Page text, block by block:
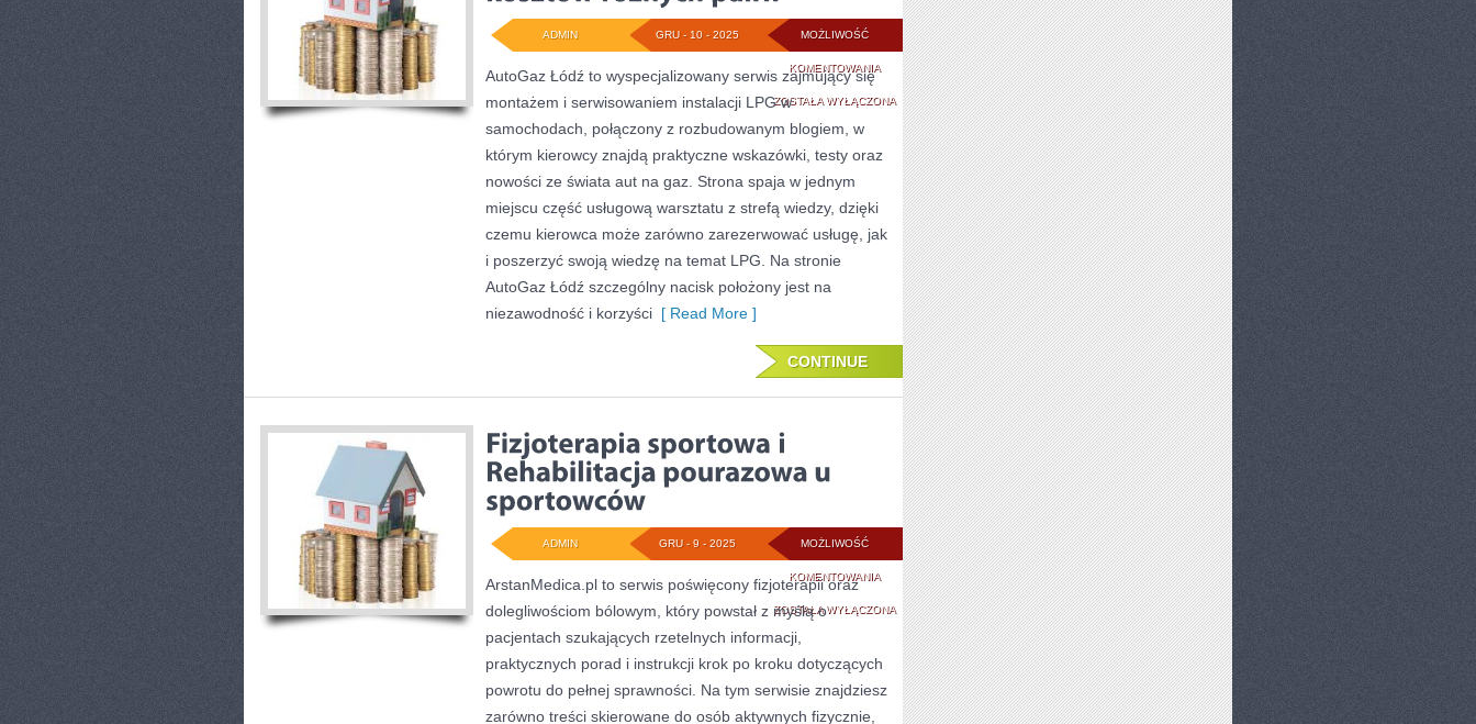
MOŻLIWOŚĆ
KOMENTOWANIAJAK
PRZYGOTOWAĆ
SAMOCHÓD
DŁUGIEJ
PODRÓŻY?
PORÓWNANIA
KOSZTÓW
RÓŻNYCH
PALIW
ZOSTAŁA WYŁĄCZONA
GRU - 10 - 2025
ADMIN
AutoGaz Łódź to wyspecjalizowany serwis zajmujący się
montażem i serwisowaniem instalacji LPG w
samochodach, połączony z rozbudowanym blogiem, w
którym kierowcy znajdą praktyczne wskazówki, testy oraz
nowości ze świata aut na gaz. Strona spaja w jednym
miejscu część usługową warsztatu z strefą wiedzy, dzięki
czemu kierowca może zarówno zarezerwować usługę, jak
i poszerzyć swoją wiedzę na temat LPG. Na stronie
AutoGaz Łódź szczególny nacisk położony jest na
niezawodność i korzyści [ Read More ]
CONTINUE
MOŻLIWOŚĆ
KOMENTOWANIAFIZJOTERAPIA
SPORTOWA
REHABILITACJA
POURAZOWA
ZOSTAŁA WYŁĄCZONA
GRU - 9 - 2025
ADMIN
ArstanMedica.pl to serwis poświęcony fizjoterapii oraz
dolegliwościom bólowym, który powstał z myślą o
pacjentach szukających rzetelnych informacji,
praktycznych porad i instrukcji krok po kroku dotyczących
powrotu do pełnej sprawności. Na tym serwisie znajdziesz
zarówno treści skierowane do osób aktywnych fizycznie,